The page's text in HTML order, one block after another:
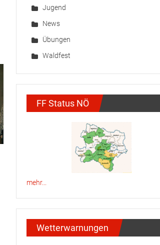
Jugend
News
Übungen
Waldfest
FF Status NÖ
mehr...
Wetterwarnungen